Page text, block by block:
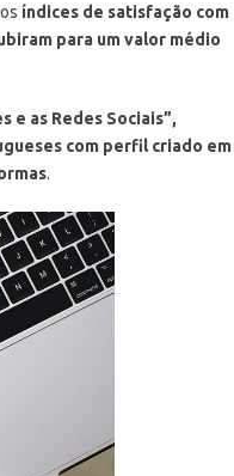
índices de satisfação com
para um valor médio
e as Redes Sociais”,
com perfil criado em
.